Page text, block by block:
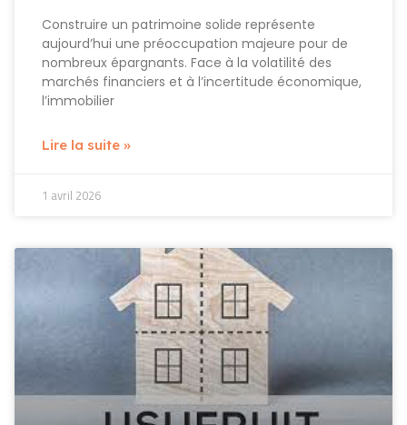
Construire un patrimoine solide représente
aujourd’hui une préoccupation majeure pour de
nombreux épargnants. Face à la volatilité des
marchés financiers et à l’incertitude économique,
l’immobilier
Lire la suite »
1 avril 2026